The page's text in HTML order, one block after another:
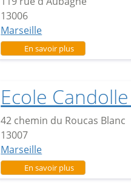
13006
Marseille
En savoir plussur Ecole Cours
Ecole
42 chemin du Roucas Blanc
13007
Marseille
En savoir plussur Ecole